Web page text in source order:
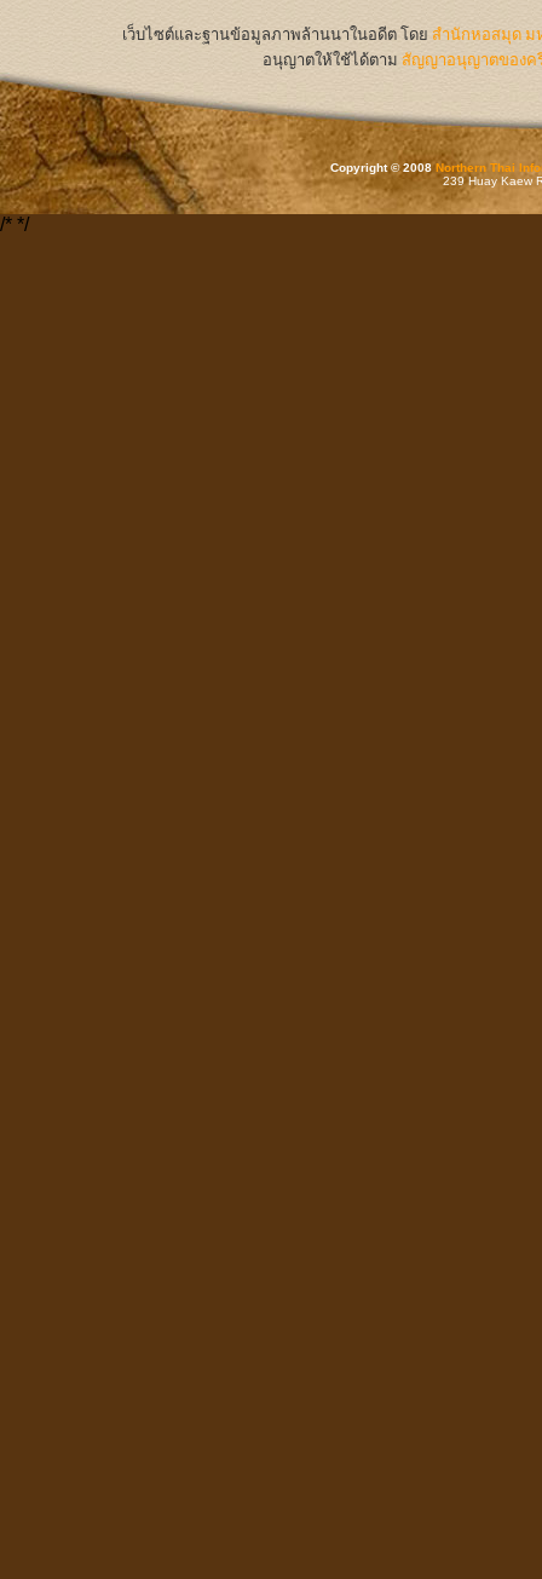
เว็บไซต์และฐานข้อมูลภาพล้านนาในอดีต โดย สำนักหอสมุด ม
อนุญาตให้ใช้ได้ตาม สัญญาอนุญาตของค
Copyright © 2008Northern Thai
239 Huay Kaew
/* */